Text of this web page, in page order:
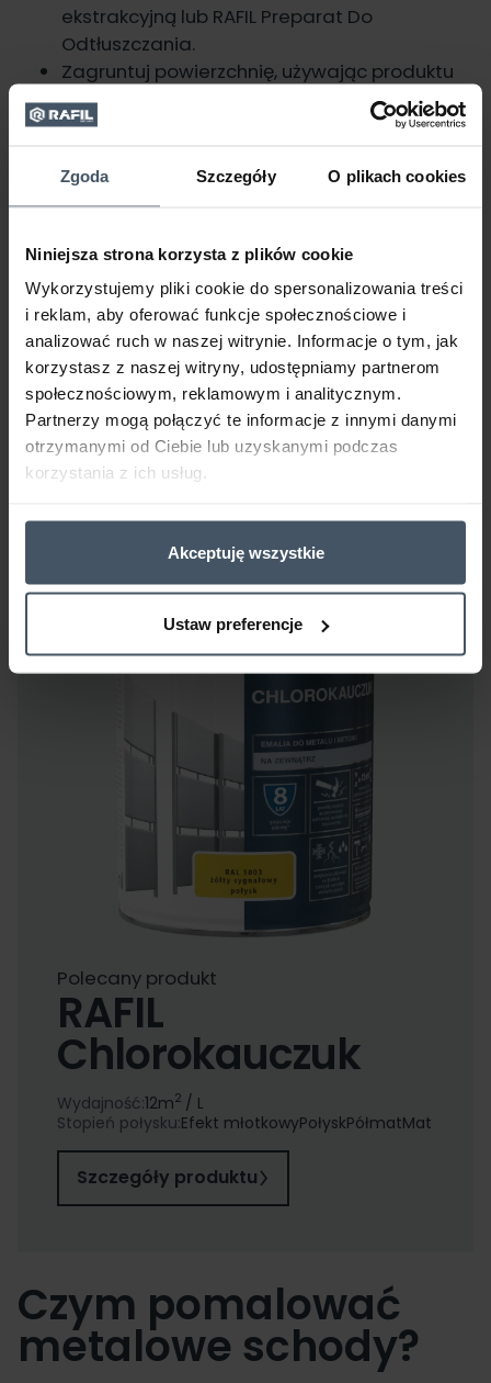
Zgoda Szczegóły O plikach cookies
Niniejsza strona korzysta z plików cookie
Wykorzystujemy pliki cookie do spersonalizowania treści
i reklam, aby oferować funkcje społecznościowe i
analizować ruch w naszej witrynie. Informacje o tym, jak
korzystasz z naszej witryny, udostępniamy partnerom
społecznościowym, reklamowym i analitycznym.
Partnerzy mogą połączyć te informacje z innymi danymi
otrzymanymi od Ciebie lub uzyskanymi podczas
korzystania z ich usług.
Akceptuję wszystkie
Ustaw preferencje
ekstrakcyjną lub RAFIL Preparat Do
Odtłuszczania.
Zagruntuj powierzchnię, używając produktu
RAFIL Podkład Chlorokauczukowy
. Możesz
zrobić to ręcznie (przy użyciu pędzla lub
natrysku hydrodynamicznego bądź
pneumatycznego).
chlorokauczukowegoodczekaj co najmniej
48 godzin . Po tym czasie przeprowadź
próbę: pokryj niewielką powierzchnię wybraną
emalią i sprawdź, czy zachowuje się ona
prawidłowo. Jeżeli nie zauważysz niczego
niepokojącego, np. marszczenia się powłoki,
możesz pomalować całą powierzchnię
schodów.
Polecany produkt
RAFIL
Chlorokauczuk
Wydajność:12m2 / L
Stopień połysku:Efekt młotkowyPołyskPółmatMat
Szczegóły produktu
Czym pomalować
metalowe schody?